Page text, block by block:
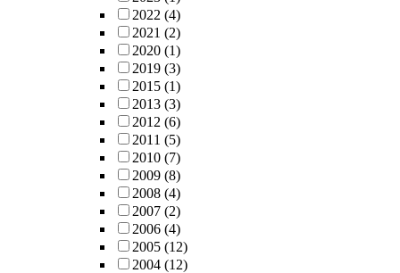
2022 (4)
2021 (2)
2020 (1)
2019 (3)
2015 (1)
2013 (3)
2012 (6)
2011 (5)
2010 (7)
2009 (8)
2008 (4)
2007 (2)
2006 (4)
2005 (12)
2004 (12)